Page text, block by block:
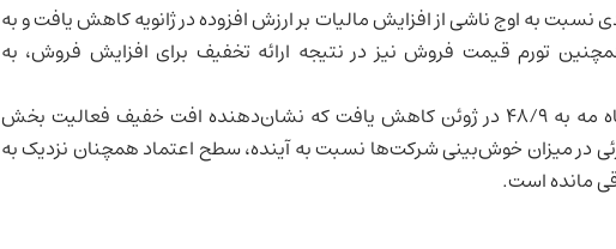
به اوج ناشی از افزایش مالیات بر ارزش افزوده در ژانویه کاهش یافت و به
تورم قیمت فروش نیز در نتیجه ارائه تخفیف برای افزایش فروش، به
شاخص ترکیبی تولید نیز از ۴۹/۲ در ماه مه به ۴۸/۹ در ژوئن کاهش یافت که نشان‌دهنده افت خفیف فعالیت بخش
در میزان خوش‌بینی شرکت‌ها نسبت به آینده، سطح اعتماد همچنان نزدیک به
مانده است.